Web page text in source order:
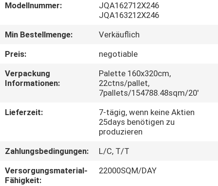
WERKSBESICHTIGUNG
QUALITÄTSKONTROLLE
KONTAKT
MIT
EIN
ANGEBOT
Modellnummer:
JQA162712X246
JQA163212X246
Min Bestellmenge:
Verkäuflich
Preis:
negotiable
Verpackung
Informationen:
Palette 160x320cm,
22ctns/pallet,
7pallets/154788.48sqm/20'
Lieferzeit:
7-tägig, wenn keine Aktien
25days benötigen zu
produzieren
Zahlungsbedingungen:
L/C, T/T
Versorgungsmaterial-
Fähigkeit:
22000SQM/DAY